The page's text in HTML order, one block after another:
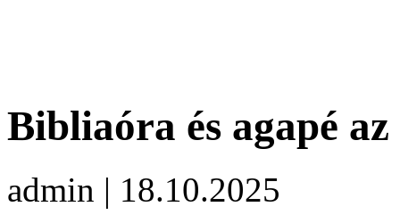
Bibliaóra és agapé
admin | 18.10.2025